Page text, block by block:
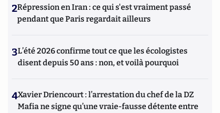
2Répression en Iran : ce qui s'est vraiment passé
pendant que Paris regardait ailleurs
3L’été 2026 confirme tout ce que les écologistes
disent depuis 50 ans : non, et voilà pourquoi
4Xavier Driencourt : l’arrestation du chef de la DZ
Mafia ne signe qu’une vraie-fausse détente entre